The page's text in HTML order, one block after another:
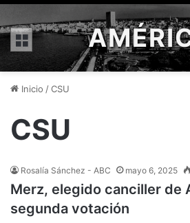
Menú
Inicio /CSU
CSU
Rosalía Sánchez - ABC mayo 6, 2025
Merz, elegido canciller de
segunda votación